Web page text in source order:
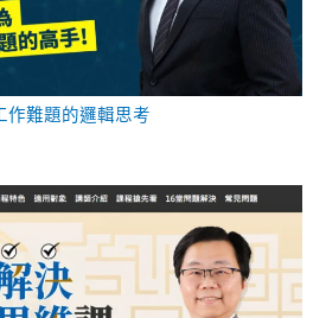
作難題的邏輯思考